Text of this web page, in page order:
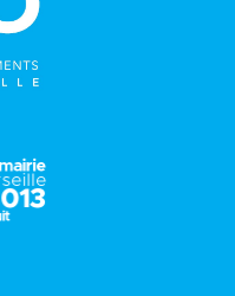
- 13006
- 13006